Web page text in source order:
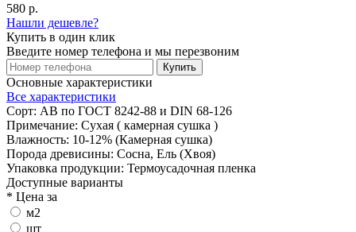
580 р.
Нашли дешевле?
Купить в один клик
Введите номер телефона и мы перезвоним
Купить
Основные характеристики
Все характеристики
Сорт: АВ по ГОСТ 8242-88 и DIN 68-126
Примечание: Сухая ( камерная сушка )
Влажность: 10-12% (Камерная сушка)
Порода древисины: Сосна, Ель (Хвоя)
Упаковка продукции: Термоусадочная пленка
Доступные варианты
* Цена за
м2
шт